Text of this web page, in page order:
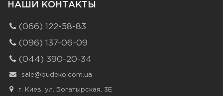
НАШИ КОНТАКТЫ
(066) 122-58-83
(096) 137-06-09
(044) 390-20-34
sale@budeko.com.ua
г. Киев, ул. Богатырская, 3Е